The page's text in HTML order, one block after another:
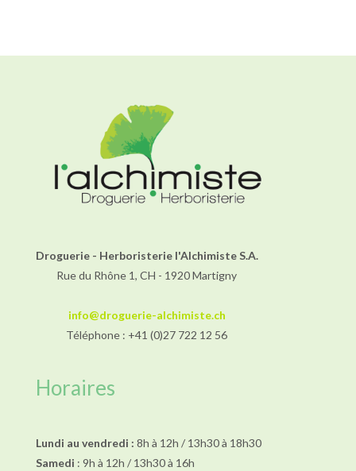
Droguerie - Herboristerie l'Alchimiste S.A.
Rue du Rhône 1, CH - 1920 Martigny
info@droguerie-alchimiste.ch
Téléphone : +41 (0)27 722 12 56
Horaires
Lundi au vendredi : 8h à 12h / 13h30 à 18h30
Samedi : 9h à 12h / 13h30 à 16h